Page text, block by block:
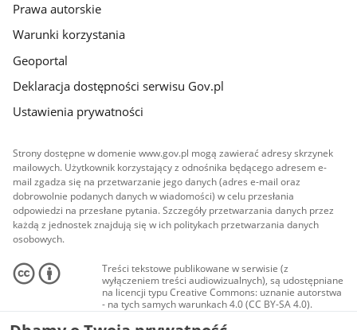
Prawa autorskie
Warunki korzystania
Geoportal
Deklaracja dostępności serwisu Gov.pl
Ustawienia prywatności
Strony dostępne w domenie www.gov.pl mogą zawierać adresy skrzynek
mailowych. Użytkownik korzystający z odnośnika będącego adresem e-
mail zgadza się na przetwarzanie jego danych (adres e-mail oraz
dobrowolnie podanych danych w wiadomości) w celu przesłania
odpowiedzi na przesłane pytania. Szczegóły przetwarzania danych przez
każdą z jednostek znajdują się w ich politykach przetwarzania danych
osobowych.
Treści tekstowe publikowane w serwisie (z
wyłączeniem treści audiowizualnych), są udostępniane
na licencji typu Creative Commons: uznanie autorstwa
- na tych samych warunkach 4.0 (CC BY-SA 4.0).
Materiały audiowizualne, w tym zdjęcia, materiały